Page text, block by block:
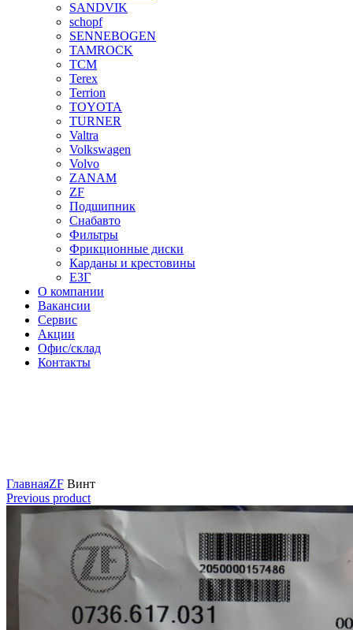
SANDVIK
schopf
SENNEBOGEN
TAMROCK
TCM
Terex
Terrion
TOYOTA
TURNER
Valtra
Volkswagen
Volvo
ZANAM
ZF
Подшипник
Снабавто
Фильтры
Фрикционные диски
Карданы и крестовины
ЕЗГ
О компании
Вакансии
Сервис
Акции
Офис/склад
Контакты
ГлавнаяZF Винт
Previous product